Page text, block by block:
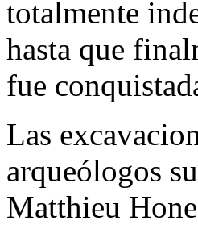
totalmente
hasta que
fue
Las
arqueólogos
Matthieu